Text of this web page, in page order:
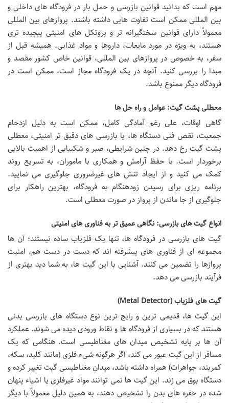
مهم است که بدانید قوانین بازرسی و حمل بار در فرودگاه های داخلی و
بین المللی ممکن است تفاوت هایی داشته باشند. پروازهای بین المللی
معمولاً دارای قوانین سختگیرانه تر و پروتکل های امنیتی پیچیده تری
هستند، به ویژه در مورد مایعات، داروها و مواد غذایی. همیشه قبل از
سفر، به خصوص در پروازهای بین المللی، قوانین خاص کشور مقصد و
مبدا را بررسی کنید. آنچه در یک فرودگاه مجاز است، ممکن است در
فرودگاه دیگر ممنوع باشد.
معطلی پشت گیت: عوامل و راه حل ها
گاهی اوقات، علی رغم آمادگی کامل، ممکن است به دلیل ازدحام
جمعیت، نقص فنی دستگاه ها، یا بازرسی های دقیق تر امنیتی، معطلی
پشت گیت رخ دهد. در چنین شرایطی، صبر و شکیبایی از اهمیت بالایی
برخوردار است. با حفظ آرامش و همکاری با ماموران، به تسریع روند
کمک می کنید و از ایجاد تنش های غیرضروری جلوگیری می نمایید.
برنامه ریزی برای رسیدن زودهنگام به فرودگاه، بهترین راهکار برای
جلوگیری از جا ماندن از پرواز در صورت معطلی است.
انواع گیت های بازرسی: نگاهی عمیق تر به فناوری های امنیتی
گیت های بازرسی در فرودگاه ها، تنها یک فلزیاب ساده نیستند؛ آن ها
مجموعه ای از فناوری های پیشرفته اند که دست در دست هم، امنیت
پروازها را تضمین می کنند. آشنایی با این گیت ها، به شما دید بهتری از
فرآیند بازرسی می دهد.
گیت های فلزیاب (Metal Detector)
این گیت ها، قدیمی ترین و رایج ترین نوع دستگاه های بازرسی بدنی
هستند که در بسیاری از فرودگاه ها و نقاط ورودی دیده می شوند. عملکرد
آن ها بر پایه تشخیص میدان های مغناطیسی است. هنگامی که یک
مسافر از این گیت عبور می کند، اگر هرگونه شیء فلزی (مانند کلید، سکه،
کمربند، جواهرات) همراه داشته باشد، میدان مغناطیسی گیت تغییر کرده و
دستگاه بوق می زند. این گیت ها نمی توانند مواد غیرفلزی یا اشیاء پنهان
شده در حفره های بدن را تشخیص دهند، به همین دلیل معمولاً با دیگر